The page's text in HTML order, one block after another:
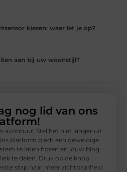
kiezen: waar let je op?
aan bij uw woonstijl?
nog lid van ons
avontuur! Stel het niet langer uit
platform biedt een geweldige
te laten horen en jouw blog
te delen. Druk op de knop
stap naar meer zichtbaarheid